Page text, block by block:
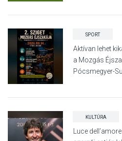
SPORT
Aktívan lehet
a Mozgás
Pócsmegyer-
KULTÚRA
Luce